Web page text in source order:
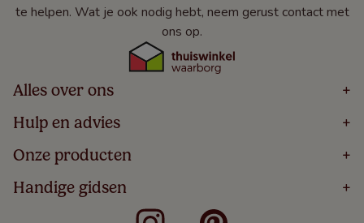
te helpen. Wat je ook nodig hebt, neem gerust contact met
ons op.
Alles over ons +
Home
Over
Bestellen
Winacties
Hulp en advies +
Volg Je Bestelling
Levering
5 Jaar Garantie
Algemene Voorwaarden
Onze producten +
Houten Jaloezieën
Rolgordijnen
Handige gidsen +
Meten Voor Raamdecoratie